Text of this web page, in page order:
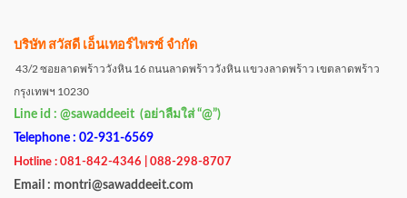
บริษัท สวัสดี เอ็นเทอร์ไพรซ์ จำกัด
43/2 ซอยลาดพร้าววังหิน 16 ถนนลาดพร้าววังหิน แขวงลาดพร้าว เขตลาดพร้าว
กรุงเทพฯ 10230
Line id : @sawaddeeit (อย่าลืมใส่ “@”)
Telephone : 02-931-6569
Hotline : 081-842-4346 | 088-298-8707
Email : montri@sawaddeeit.com